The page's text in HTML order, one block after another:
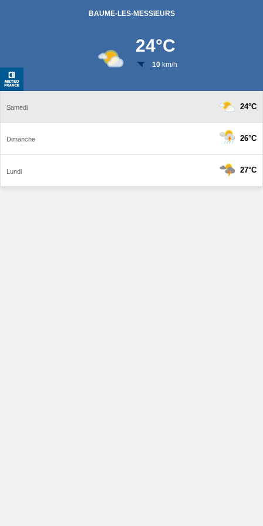
BAUME-LES-MESSIEURS
24°C
10km/h
Samedi 24°C
Dimanche 26°C
Lundi 27°C